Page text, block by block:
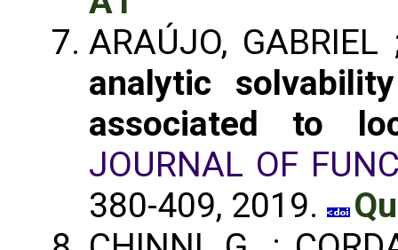
ARAÚJO,
analytic
associated to
JOURNAL OF
380-409, 2019.